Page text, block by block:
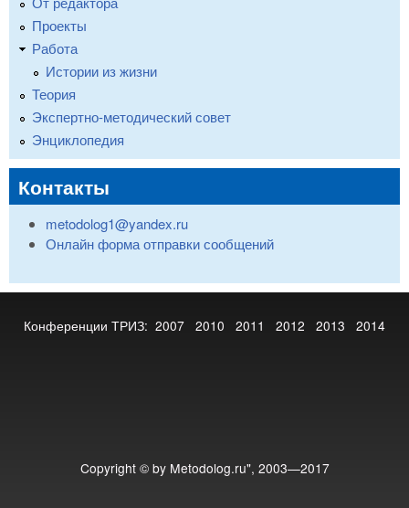
Проекты
Работа
Истории из жизни
Теория
Экспертно-методический совет
Энциклопедия
Контакты
metodolog1@yandex.ru
Онлайн форма отправки сообщений
Конференции ТРИЗ: 2007 2010 2011 2012 2013 2014
Copyright © by Metodolog.ru", 2003—2017